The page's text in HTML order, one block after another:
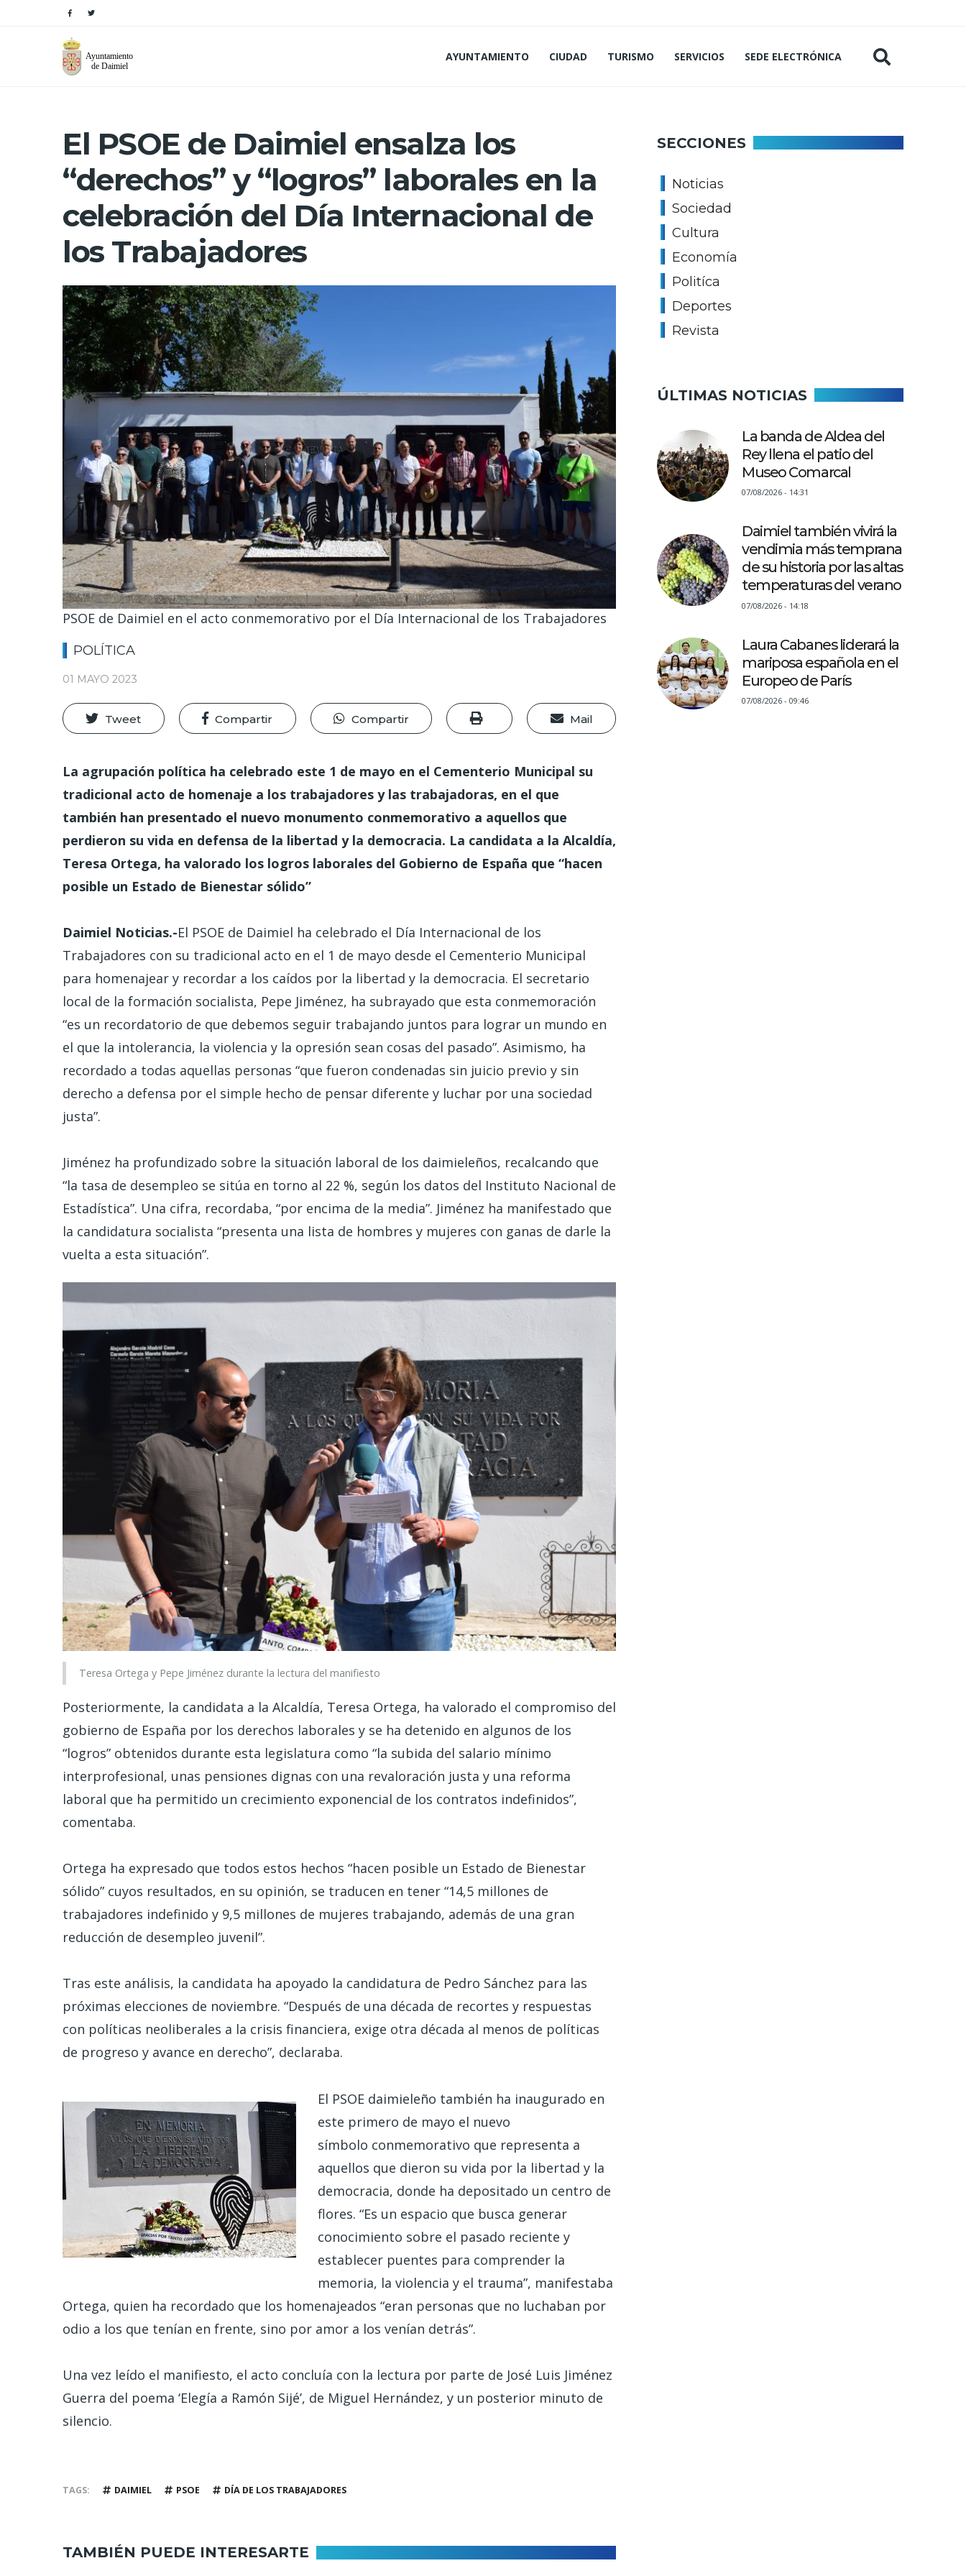
AYUNTAMIENTO CIUDAD TURISMO SERVICIOS SEDE ELECTRÓNICA
El PSOE de Daimiel ensalza los
“derechos” y “logros” laborales en la
celebración del Día Internacional de
los Trabajadores
PSOE de Daimiel en el acto conmemorativo por el Día Internacional de los Trabajadores
POLÍTICA
01 MAYO 2023
Tweet Compartir Compartir Mail
La agrupación política ha celebrado este 1 de mayo en el Cementerio Municipal su
tradicional acto de homenaje a los trabajadores y las trabajadoras, en el que
también han presentado el nuevo monumento conmemorativo a aquellos que
perdieron su vida en defensa de la libertad y la democracia. La candidata a la Alcaldía,
Teresa Ortega, ha valorado los logros laborales del Gobierno de España que “hacen
posible un Estado de Bienestar sólido”
Daimiel Noticias.-El PSOE de Daimiel ha celebrado el Día Internacional de los
Trabajadores con su tradicional acto en el 1 de mayo desde el Cementerio Municipal
para homenajear y recordar a los caídos por la libertad y la democracia. El secretario
local de la formación socialista, Pepe Jiménez, ha subrayado que esta conmemoración
“es un recordatorio de que debemos seguir trabajando juntos para lograr un mundo en
el que la intolerancia, la violencia y la opresión sean cosas del pasado”. Asimismo, ha
recordado a todas aquellas personas “que fueron condenadas sin juicio previo y sin
derecho a defensa por el simple hecho de pensar diferente y luchar por una sociedad
justa”.
Jiménez ha profundizado sobre la situación laboral de los daimieleños, recalcando que
“la tasa de desempleo se sitúa en torno al 22 %, según los datos del Instituto Nacional de
Estadística”. Una cifra, recordaba, “por encima de la media”. Jiménez ha manifestado que
la candidatura socialista “presenta una lista de hombres y mujeres con ganas de darle la
vuelta a esta situación”.
Teresa Ortega y Pepe Jiménez durante la lectura del manifiesto
Posteriormente, la candidata a la Alcaldía, Teresa Ortega, ha valorado el compromiso del
gobierno de España por los derechos laborales y se ha detenido en algunos de los
“logros” obtenidos durante esta legislatura como “la subida del salario mínimo
interprofesional, unas pensiones dignas con una revaloración justa y una reforma
laboral que ha permitido un crecimiento exponencial de los contratos indefinidos”,
comentaba.
Ortega ha expresado que todos estos hechos “hacen posible un Estado de Bienestar
sólido” cuyos resultados, en su opinión, se traducen en tener “14,5 millones de
trabajadores indefinido y 9,5 millones de mujeres trabajando, además de una gran
reducción de desempleo juvenil”.
Tras este análisis, la candidata ha apoyado la candidatura de Pedro Sánchez para las
próximas elecciones de noviembre. “Después de una década de recortes y respuestas
con políticas neoliberales a la crisis financiera, exige otra década al menos de políticas
de progreso y avance en derecho”, declaraba.
El PSOE daimieleño también ha inaugurado en
este primero de mayo el nuevo
símbolo conmemorativo que representa a
aquellos que dieron su vida por la libertad y la
democracia, donde ha depositado un centro de
flores. “Es un espacio que busca generar
conocimiento sobre el pasado reciente y
establecer puentes para comprender la
memoria, la violencia y el trauma”, manifestaba
Ortega, quien ha recordado que los homenajeados “eran personas que no luchaban por
odio a los que tenían en frente, sino por amor a los venían detrás”.
Una vez leído el manifiesto, el acto concluía con la lectura por parte de José Luis Jiménez
Guerra del poema ‘Elegía a Ramón Sijé’, de Miguel Hernández, y un posterior minuto de
silencio.
TAGS DAIMIEL PSOE DÍA DE LOS TRABAJADORES
TAMBIÉN PUEDE INTERESARTE
SECCIONES
Noticias
Sociedad
Cultura
Economía
Politíca
Deportes
Revista
ÚLTIMAS NOTICIAS
La banda de Aldea del
Rey llena el patio del
Museo Comarcal
07/08/2026 - 14:31
Daimiel también vivirá la
vendimia más temprana
de su historia por las altas
temperaturas del verano
07/08/2026 - 14:18
Laura Cabanes liderará la
mariposa española en el
Europeo de París
07/08/2026 - 09:46